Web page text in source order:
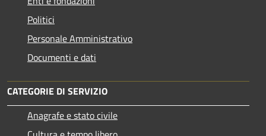
Politici
Personale Amministrativo
Documenti e dati
CATEGORIE DI SERVIZIO
Anagrafe e stato civile